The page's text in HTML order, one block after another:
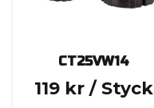
CT25VW14
119 kr / Styck